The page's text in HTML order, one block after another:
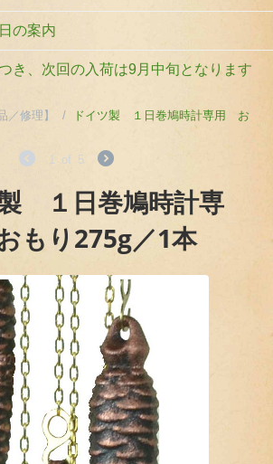
の案内
き、次回の入荷は9月中旬となります
／修理】 /
ドイツ製 １日巻鳩時計専用 お
1 of 5
１日巻鳩時計専
もり275g／1本